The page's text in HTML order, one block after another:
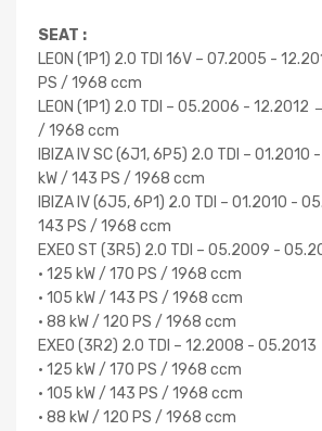
SEAT :
LEON (1P1) 2.0 TDI 16V – 07.2005 -
PS / 1968 ccm
LEON (1P1) 2.0 TDI – 05.2006 - 12.2012
/ 1968 ccm
IBIZA IV SC (6J1, 6P5) 2.0 TDI –
kW / 143 PS / 1968 ccm
IBIZA IV (6J5, 6P1) 2.0 TDI – 01.2010 -
143 PS / 1968 ccm
EXEO ST (3R5) 2.0 TDI – 05.2009 -
• 125 kW / 170 PS / 1968 ccm
• 105 kW / 143 PS / 1968 ccm
• 88 kW / 120 PS / 1968 ccm
EXEO (3R2) 2.0 TDI – 12.2008 - 05.2013
• 125 kW / 170 PS / 1968 ccm
• 105 kW / 143 PS / 1968 ccm
• 88 kW / 120 PS / 1968 ccm